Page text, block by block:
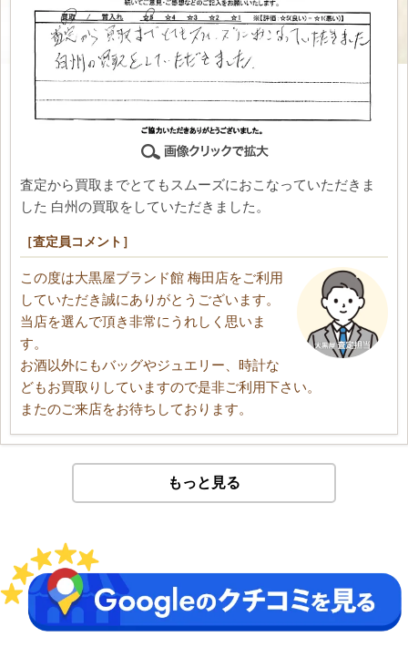
査定から買取までとてもスムーズにおこなっていただきま
した 白州の買取をしていただきました。
［査定員コメント］
この度は大黒屋ブランド館 梅田店をご利用
していただき誠にありがとうございます。
当店を選んで頂き非常にうれしく思いま
す。
お酒以外にもバッグやジュエリー、時計な
どもお買取りしていますので是非ご利用下さい。
またのご来店をお待ちしております。
もっと見る